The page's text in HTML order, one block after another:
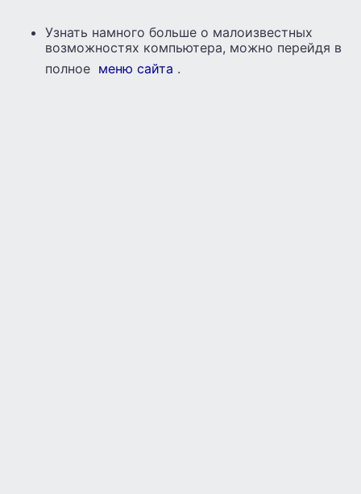
Узнать намного больше о малоизвестных
возможностях компьютера, можно перейдя в
полное меню сайта .